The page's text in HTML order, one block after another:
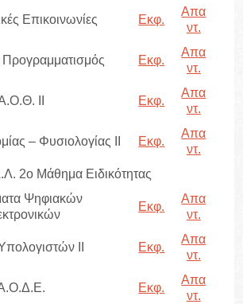
Επικοινωνίες Εκφ.
Απα
ντ.
Εκφ.
Απα
ντ.
ΙΙ Εκφ.
Απα
ντ.
– Φυσιολογίας ΙΙ Εκφ.
Απα
ντ.
2ο Μάθημα Ειδικότητας
Ψηφιακών
Εκφ.
Απα
ντ.
ΙΙ Εκφ.
Απα
ντ.
Εκφ.
Απα
ντ.